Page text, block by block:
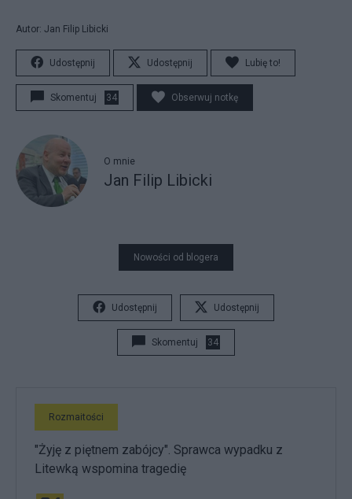
Autor: Jan Filip Libicki
Udostępnij Udostępnij Lubię to!
Skomentuj 34 Obserwuj notkę
O mnie
Jan Filip Libicki
Nowości od blogera
Udostępnij Udostępnij
Skomentuj 34
Rozmaitości
"Żyję z piętnem zabójcy". Sprawca wypadku z
Litewką wspomina tragedię